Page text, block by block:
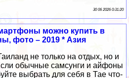
30 06 2026 0:31:20
можно купить в
фото – 2019 * Азия
не только на отдых, но и
обычные самсунги и айфоны
выбрать для себя в Тае что-